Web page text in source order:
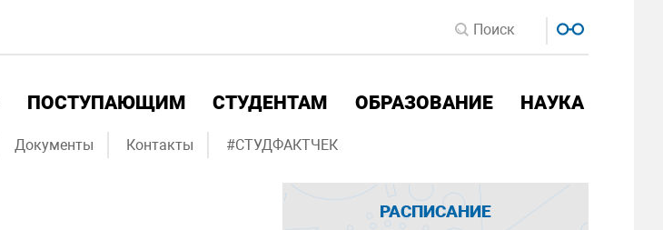
ПОСТУПАЮЩИМ СТУДЕНТАМ ОБРАЗОВАНИЕ НАУКА
Документы Контакты #СТУДФАКТЧЕК
РАСПИСАНИЕ